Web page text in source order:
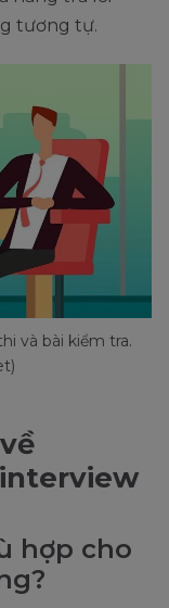
tương tự.
và bài kiểm tra.
hợp cho